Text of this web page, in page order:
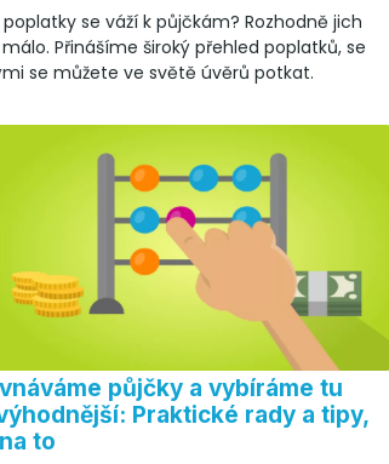
se váží k půjčkám? Rozhodně jich
Přinášíme široký přehled poplatků, se
se můžete ve světě úvěrů potkat.
půjčky a vybíráme tu
Praktické rady a tipy,
to